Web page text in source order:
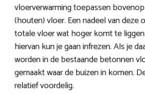
vloerverwarming toepassen
(houten) vloer. Een nadeel van deze
totale vloer wat hoger komt te
hiervan kun je gaan infrezen. Als je
worden in de bestaande betonnen
gemaakt waar de buizen in komen.
relatief voordelig.